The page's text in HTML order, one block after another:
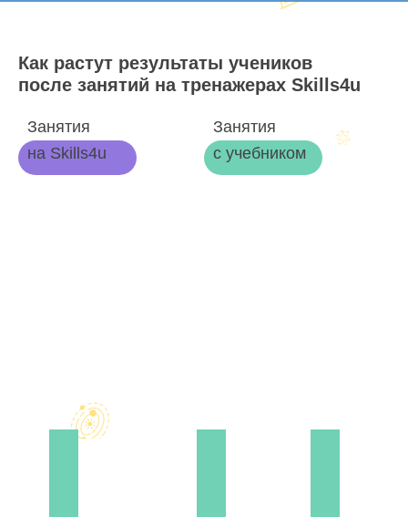
Как растут результаты учеников
после занятий на тренажерах Skills4u
Занятия
на Skills4u
Занятия
с учебником